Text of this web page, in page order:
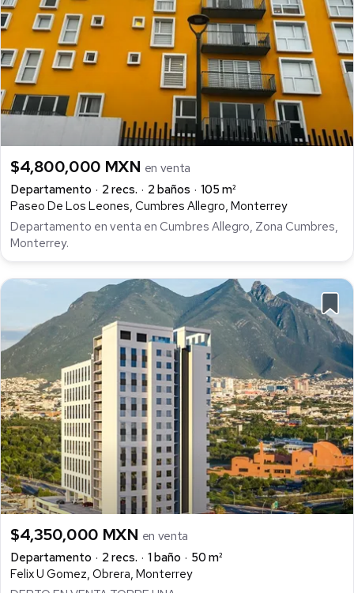
$4,800,000 MXN en venta
Departamento
2 recs. 2 baños
105 m²
Paseo De Los Leones, Cumbres Allegro, Monterrey
Departamento en venta en Cumbres Allegro, Zona Cumbres,
Monterrey.
$4,350,000 MXN en venta
Departamento
2 recs. 1 baño
50 m²
Felix U Gomez, Obrera, Monterrey